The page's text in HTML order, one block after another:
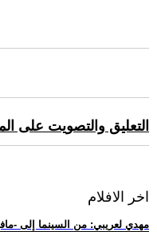
التعليق والتصويت على
اخر الافلام
.. مهدي لعريبي: من السينما إلى -